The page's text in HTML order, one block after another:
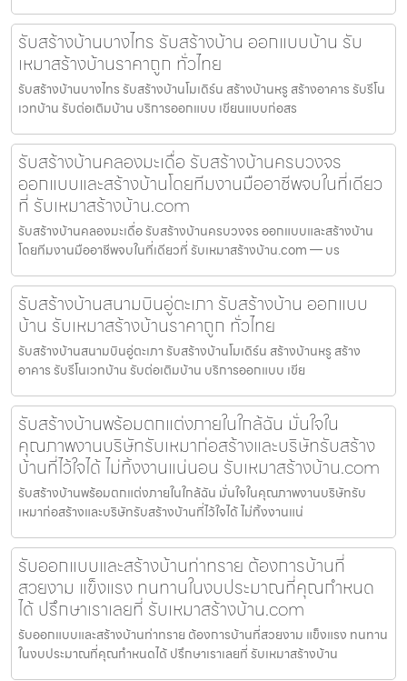
รับสร้างบ้านบางไทร รับสร้างบ้าน ออกแบบบ้าน รับ
เหมาสร้างบ้านราคาถูก ทั่วไทย
รับสร้างบ้านบางไทร รับสร้างบ้านโมเดิร์น สร้างบ้านหรู สร้างอาคาร รับรีโน
เวทบ้าน รับต่อเติมบ้าน บริการออกแบบ เขียนแบบก่อสร
รับสร้างบ้านคลองมะเดื่อ รับสร้างบ้านครบวงจร
ออกแบบและสร้างบ้านโดยทีมงานมืออาชีพจบในที่เดียว
ที่ รับเหมาสร้างบ้าน.com
รับสร้างบ้านคลองมะเดื่อ รับสร้างบ้านครบวงจร ออกแบบและสร้างบ้าน
โดยทีมงานมืออาชีพจบในที่เดียวที่ รับเหมาสร้างบ้าน.com — บร
รับสร้างบ้านสนามบินอู่ตะเภา รับสร้างบ้าน ออกแบบ
บ้าน รับเหมาสร้างบ้านราคาถูก ทั่วไทย
รับสร้างบ้านสนามบินอู่ตะเภา รับสร้างบ้านโมเดิร์น สร้างบ้านหรู สร้าง
อาคาร รับรีโนเวทบ้าน รับต่อเติมบ้าน บริการออกแบบ เขีย
รับสร้างบ้านพร้อมตกแต่งภายในใกล้ฉัน มั่นใจใน
คุณภาพงานบริษัทรับเหมาก่อสร้างและบริษัทรับสร้าง
บ้านที่ไว้ใจได้ ไม่ทิ้งงานแน่นอน รับเหมาสร้างบ้าน.com
รับสร้างบ้านพร้อมตกแต่งภายในใกล้ฉัน มั่นใจในคุณภาพงานบริษัทรับ
เหมาก่อสร้างและบริษัทรับสร้างบ้านที่ไว้ใจได้ ไม่ทิ้งงานแน่
รับออกแบบและสร้างบ้านท่าทราย ต้องการบ้านที่
สวยงาม แข็งแรง ทนทานในงบประมาณที่คุณกำหนด
ได้ ปรึกษาเราเลยที่ รับเหมาสร้างบ้าน.com
รับออกแบบและสร้างบ้านท่าทราย ต้องการบ้านที่สวยงาม แข็งแรง ทนทาน
ในงบประมาณที่คุณกำหนดได้ ปรึกษาเราเลยที่ รับเหมาสร้างบ้าน